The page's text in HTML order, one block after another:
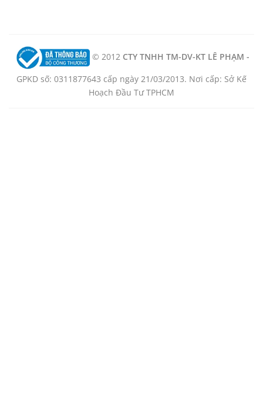
© 2012 CTY TNHH TM-DV-KT LÊ PHẠM -
GPKD số: 0311877643 cấp ngày 21/03/2013. Nơi cấp: Sở Kế
Hoạch Đầu Tư TPHCM